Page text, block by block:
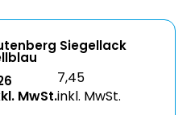
Siegellack
MwSt.
7,45
inkl. MwSt.